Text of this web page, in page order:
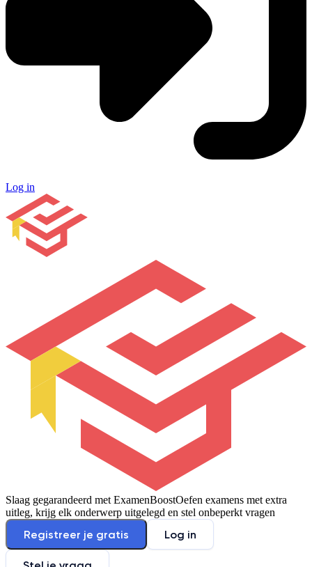
Log in
Slaag gegarandeerd met ExamenBoostOefen examens met extra
uitleg, krijg elk onderwerp uitgelegd en stel onbeperkt vragen
Registreer je gratis Log in